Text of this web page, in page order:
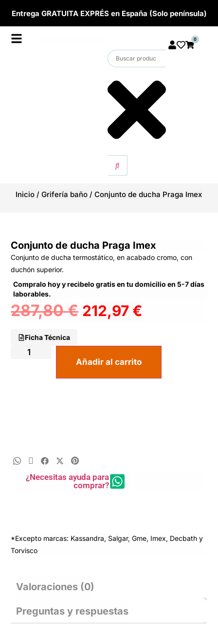
Entrega GRATUITA EXPRÉS en España (Solo península)
0
Inicio /Grifería baño /Conjunto de ducha Praga Imex
Conjunto de ducha Praga Imex
Conjunto de ducha termostático, en acabado cromo, con
duchón superior.
Compralo hoy y recìbelo gratis en tu domicilio en 5-7 días
laborables.
287,80€ 212,97 €
Ficha Técnica
Añadir al carrito
¿Necesitas ayuda para
comprar?
*Excepto marcas: Kassandra, Salgar, Gme, Imex, Decbath y
Torvisco
Valoraciones (0)
Preguntas y respuestas